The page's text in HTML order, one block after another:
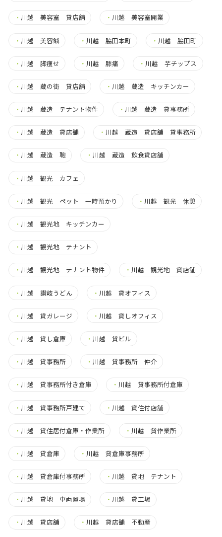
・ 川越 美容室 貸店舗 ・ 川越 美容室開業
・ 川越 美容鍼 ・ 川越 脇田本町 ・ 川越 脇田町
・ 川越 脚痩せ ・ 川越 膝痛 ・ 川越 芋チップス
・ 川越 蔵の街 貸店舗 ・ 川越 蔵造 キッチンカー
・ 川越 蔵造 テナント物件 ・ 川越 蔵造 貸事務所
・ 川越 蔵造 貸店舗 ・ 川越 蔵造 貸店舗 貸事務所
・ 川越 蔵造 鞄 ・ 川越 蔵造 飲食貸店舗
・ 川越 観光 カフェ
・ 川越 観光 ペット 一時預かり ・ 川越 観光 休憩
・ 川越 観光地 キッチンカー
・ 川越 観光地 テナント
・ 川越 観光地 テナント物件 ・ 川越 観光地 貸店舗
・ 川越 讃岐うどん ・ 川越 貸オフィス
・ 川越 貸ガレージ ・ 川越 貸しオフィス
・ 川越 貸し倉庫 ・ 川越 貸ビル
・ 川越 貸事務所 ・ 川越 貸事務所 仲介
・ 川越 貸事務所付き倉庫 ・ 川越 貸事務所付倉庫
・ 川越 貸事務所戸建て ・ 川越 貸住付店舗
・ 川越 貸住居付倉庫・作業所 ・ 川越 貸作業所
・ 川越 貸倉庫 ・ 川越 貸倉庫事務所
・ 川越 貸倉庫付事務所 ・ 川越 貸地 テナント
・ 川越 貸地 車両置場 ・ 川越 貸工場
・ 川越 貸店舗 ・ 川越 貸店舗 不動産